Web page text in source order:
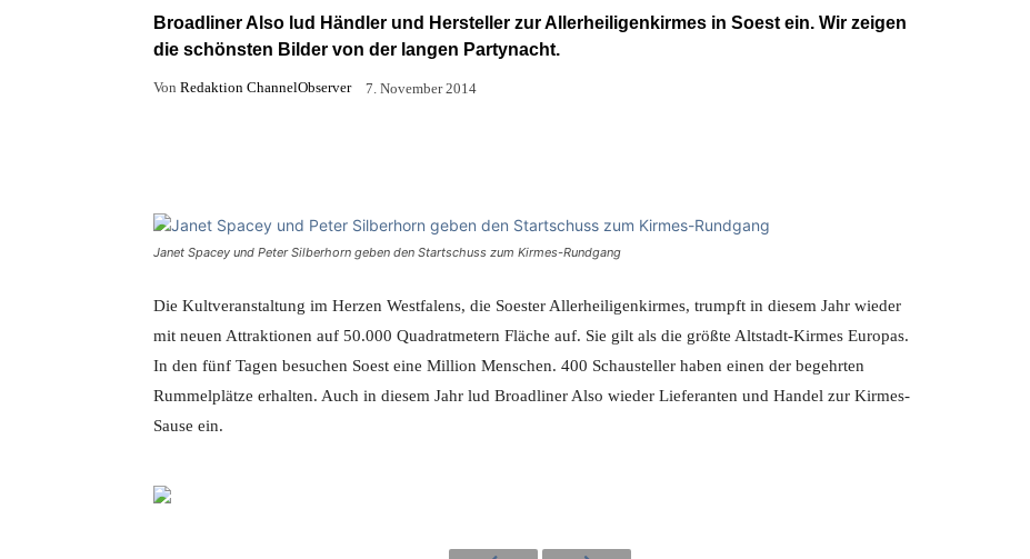
Broadliner Also lud Händler und Hersteller zur Allerheiligenkirmes in Soest ein. Wir zeigen
die schönsten Bilder von der langen Partynacht.
Von Redaktion ChannelObserver 7. November 2014
Janet Spacey und Peter Silberhorn geben den Startschuss zum Kirmes-Rundgang
Die Kultveranstaltung im Herzen Westfalens, die Soester Allerheiligenkirmes, trumpft in diesem Jahr wieder
mit neuen Attraktionen auf 50.000 Quadratmetern Fläche auf. Sie gilt als die größte Altstadt-Kirmes Europas.
In den fünf Tagen besuchen Soest eine Million Menschen. 400 Schausteller haben einen der begehrten
Rummelplätze erhalten. Auch in diesem Jahr lud Broadliner Also wieder Lieferanten und Handel zur Kirmes-
Sause ein.